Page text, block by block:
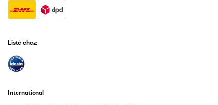
Gutes Gerät, tut bis jetzt was es soll. Perfekt verpackt
angekommen. Gerne wieder, vielen Dank!
Listé chez:
International